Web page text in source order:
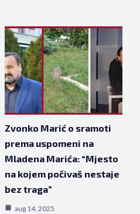
Zvonko Marić o sramoti
prema uspomeni na
Mladena Marića: “Mjesto
na kojem počivaš nestaje
bez traga”
aug 14, 2025